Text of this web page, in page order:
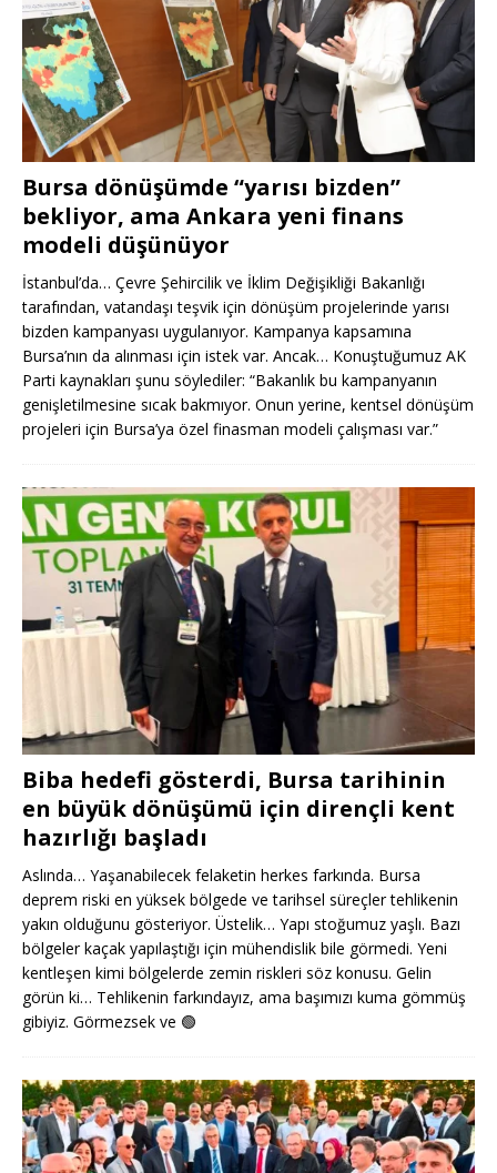
Bursa dönüşümde “yarısı bizden”
bekliyor, ama Ankara yeni finans
modeli düşünüyor
İstanbul’da… Çevre Şehircilik ve İklim Değişikliği Bakanlığı
tarafından, vatandaşı teşvik için dönüşüm projelerinde yarısı
bizden kampanyası uygulanıyor. Kampanya kapsamına
Bursa’nın da alınması için istek var. Ancak… Konuştuğumuz AK
Parti kaynakları şunu söylediler: “Bakanlık bu kampanyanın
genişletilmesine sıcak bakmıyor. Onun yerine, kentsel dönüşüm
projeleri için Bursa’ya özel finasman modeli çalışması var.”
Biba hedefi gösterdi, Bursa tarihinin
en büyük dönüşümü için dirençli kent
hazırlığı başladı
Aslında… Yaşanabilecek felaketin herkes farkında. Bursa
deprem riski en yüksek bölgede ve tarihsel süreçler tehlikenin
yakın olduğunu gösteriyor. Üstelik… Yapı stoğumuz yaşlı. Bazı
bölgeler kaçak yapılaştığı için mühendislik bile görmedi. Yeni
kentleşen kimi bölgelerde zemin riskleri söz konusu. Gelin
görün ki… Tehlikenin farkındayız, ama başımızı kuma gömmüş
gibiyiz. Görmezsek ve 🟢